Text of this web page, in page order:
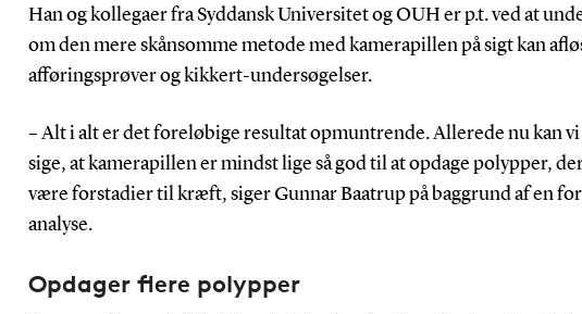
Han og kollegaer fra Syddansk Universitet og OUH er p.t. ved at
om den mere skånsomme metode med kamerapillen på sigt kan
afføringsprøver og kikkert-undersøgelser.
– Alt i alt er det foreløbige resultat opmuntrende. Allerede nu kan
sige, at kamerapillen er mindst lige så god til at opdage polypper,
være forstadier til kræft, siger Gunnar Baatrup på baggrund af en
analyse.
Opdager flere polypper